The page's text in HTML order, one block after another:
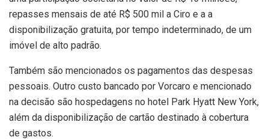
repasses mensais de até R$ 500 mil a Ciro e a a
disponibilização gratuita, por tempo indeterminado, de um
imóvel de alto padrão.
Também são mencionados os pagamentos das despesas
pessoais. Outro custo bancado por Vorcaro e mencionado
na decisão são hospedagens no hotel Park Hyatt New York,
além da disponibilização de cartão destinado à cobertura
de gastos.